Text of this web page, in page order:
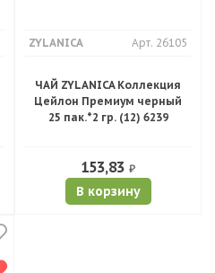
ZYLANICA Арт. 26105
ЧАЙ ZYLANICA Коллекция
Цейлон Премиум черный
25 пак.*2 гр. (12) 6239
153,83 ₽
В корзину